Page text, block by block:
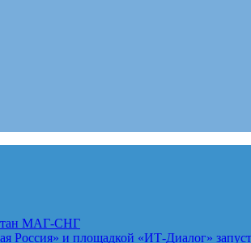
МАГ-СНГ
и площадкой «ИТ-Диалог»